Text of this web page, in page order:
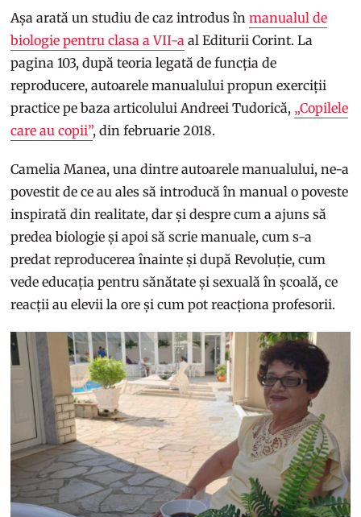
Așa arată un studiu de caz introdus înmanualul de
biologie pentru clasa a VII-a al Editurii Corint. La
pagina 103, după teoria legată de funcția de
reproducere, autoarele manualului propun exerciții
practice pe baza articolului Andreei Tudorică, „Copilele
care au copii”, din februarie 2018.
Camelia Manea, una dintre autoarele manualului, ne-a
povestit de ce au ales să introducă în manual o poveste
inspirată din realitate, dar și despre cum a ajuns să
predea biologie și apoi să scrie manuale, cum s-a
predat reproducerea înainte și după Revoluție, cum
vede educația pentru sănătate și sexuală în școală, ce
reacții au elevii la ore și cum pot reacționa profesorii.